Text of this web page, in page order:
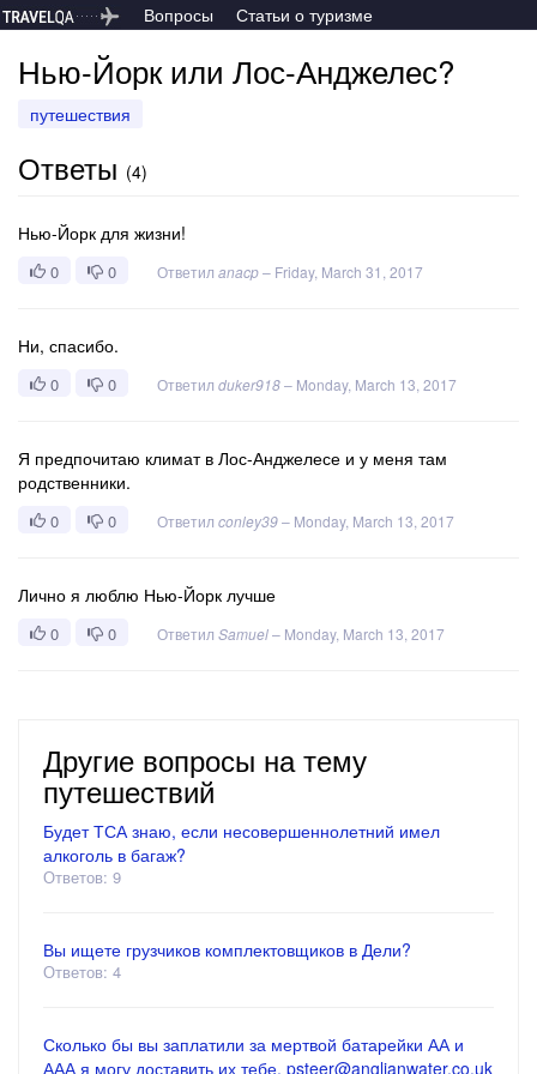
Вопросы Статьи о туризме
Нью-Йорк или Лос-Анджелес?
путешествия
Ответы (4)
Нью-Йорк для жизни!
0 0 Ответил anacp– Friday, March 31, 2017
Ни, спасибо.
0 0 Ответил duker918– Monday, March 13, 2017
Я предпочитаю климат в Лос-Анджелесе и у меня там
родственники.
0 0 Ответил conley39– Monday, March 13, 2017
Лично я люблю Нью-Йорк лучше
0 0 Ответил Samuel– Monday, March 13, 2017
Другие вопросы на тему
путешествий
Будет ТСА знаю, если несовершеннолетний имел
алкоголь в багаж?
Ответов: 9
Вы ищете грузчиков комплектовщиков в Дели?
Ответов: 4
Сколько бы вы заплатили за мертвой батарейки АА и
ААА я могу доставить их тебе. psteer@anglianwater.co.uk